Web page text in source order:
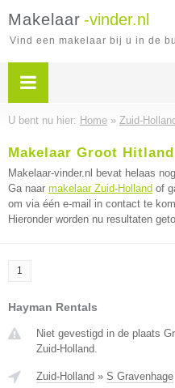
Makelaar -vinder.nl
Vind een makelaar bij u in de
U bent nu hier: Home » Zuid-Holland
Makelaar Groot Hitland
Makelaar-vinder.nl bevat helaas
Ga naar makelaar Zuid-Holland of
om via één e-mail in contact te
Hieronder worden nu resultaten
1
Hayman Rentals
Niet gevestigd in de plaats
Zuid-Holland.
Zuid-Holland » S Gravenhage